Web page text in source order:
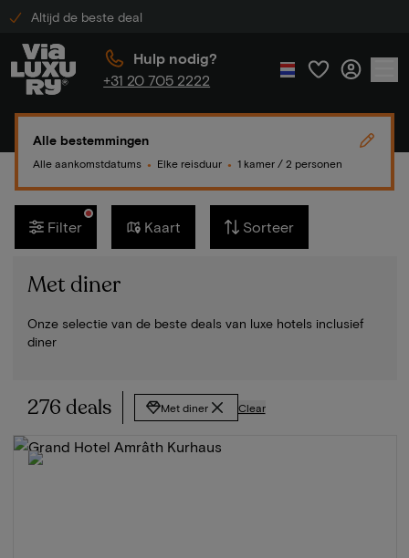
Altijd de beste deal
Hulp nodig?
+31 20 705 2222
Alle bestemmingen
Alle aankomstdatums ● Elke reisduur ● 1 kamer / 2 personen
Filter Kaart Sorteer
Met diner
Onze selectie van de beste deals van luxe hotels inclusief
diner
276 deals Met diner Clear